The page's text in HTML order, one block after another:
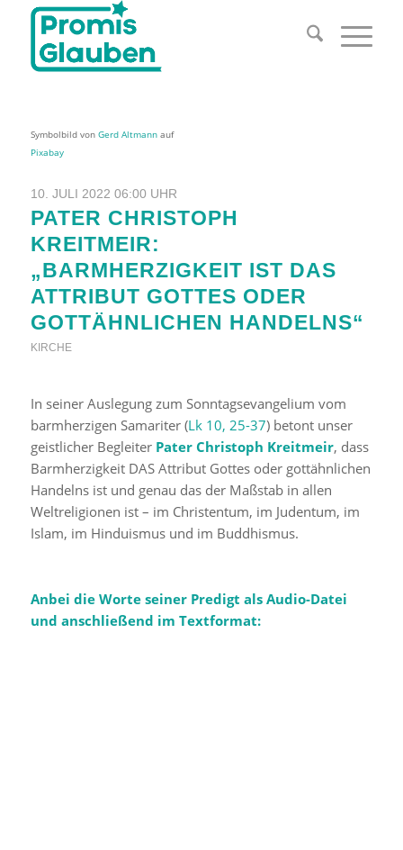
Symbolbild von Gerd Altmannauf
Pixabay
10. JULI 2022 06:00 UHR
PATER CHRISTOPH
KREITMEIR:
„BARMHERZIGKEIT IST DAS
ATTRIBUT GOTTES ODER
GOTTÄHNLICHEN HANDELNS“
KIRCHE
In seiner Auslegung zum Sonntagsevangelium vom
barmherzigen Samariter (Lk 10, 25-37) betont unser
geistlicher Begleiter Pater Christoph Kreitmeir, dass
Barmherzigkeit DAS Attribut Gottes oder gottähnlichen
Handelns ist und genau das der Maßstab in allen
Weltreligionen ist – im Christentum, im Judentum, im
Islam, im Hinduismus und im Buddhismus.
Anbei die Worte seiner Predigt als Audio-Datei
und anschließend im Textformat: